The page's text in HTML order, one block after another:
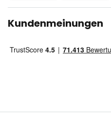
Kundenmeinungen